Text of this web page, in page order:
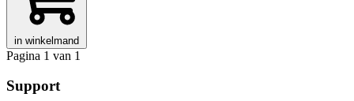
in winkelmand
Pagina 1 van 1
Support